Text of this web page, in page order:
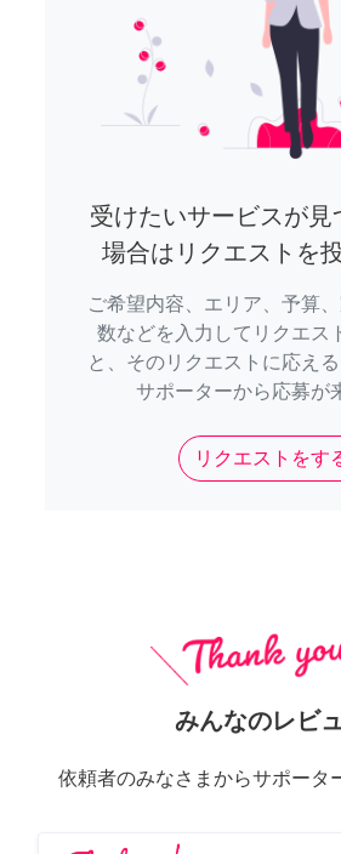
受けたいサービスが見
場合はリクエストを
ご希望内容、エリア、予算
数などを入力してリクエス
と、そのリクエストに応え
サポーターから応募が
リクエストをす
みんなのレビ
依頼者のみなさまからサポータ